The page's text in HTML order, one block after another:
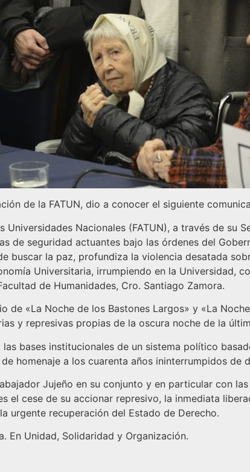
de la FATUN, dio a conocer el siguiente
Universidades Nacionales (FATUN), a través de su
de seguridad actuantes bajo las órdenes del
buscar la paz, profundiza la violencia desatada
Universitaria, irrumpiendo en la Universidad,
de Humanidades, Cro. Santiago Zamora.
de «La Noche de los Bastones Largos» y «La
y represivas propias de la oscura noche de la
bases institucionales de un sistema político
homenaje a los cuarenta años ininterrumpidos de
Jujeño en su conjunto y en particular con
el cese de su accionar represivo, la inmediata
urgente recuperación del Estado de Derecho.
En Unidad, Solidaridad y Organización.